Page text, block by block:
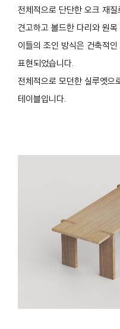
전체적으로 단단한 오크 재
견고하고 볼드한 다리와 원목
이들의 조인 방식은 건축적
표현되었습니다.
전체적으로 모던한 실루엣으
테이블입니다.